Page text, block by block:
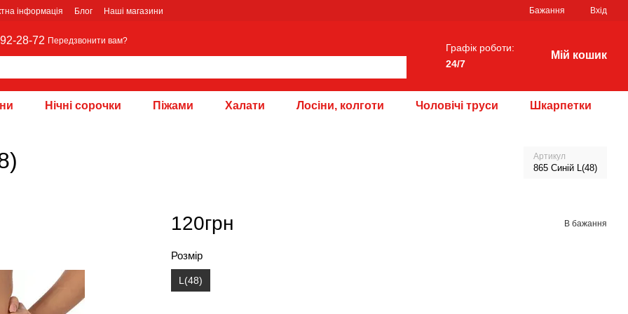
інформація Блог Наші магазини Бажання Вхід
28-72 Передзвонити вам?
Графік роботи:
24/7
Мій кошик
Нічні сорочки Піжами Халати Лосіни, колготи Чоловічі труси Шкарпетки
Артикул
865 Синій L(48)
120грн В бажання
Розмір
L(48)